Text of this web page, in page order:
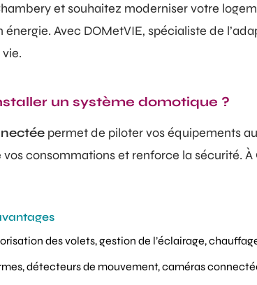
et souhaitez moderniser votre
énergie. Avec DOMetVIE, spécialiste de
un système domotique ?
permet de piloter vos équipements
consommations et renforce la sécurité.
des volets, gestion de l’éclairage,
détecteurs de mouvement, caméras